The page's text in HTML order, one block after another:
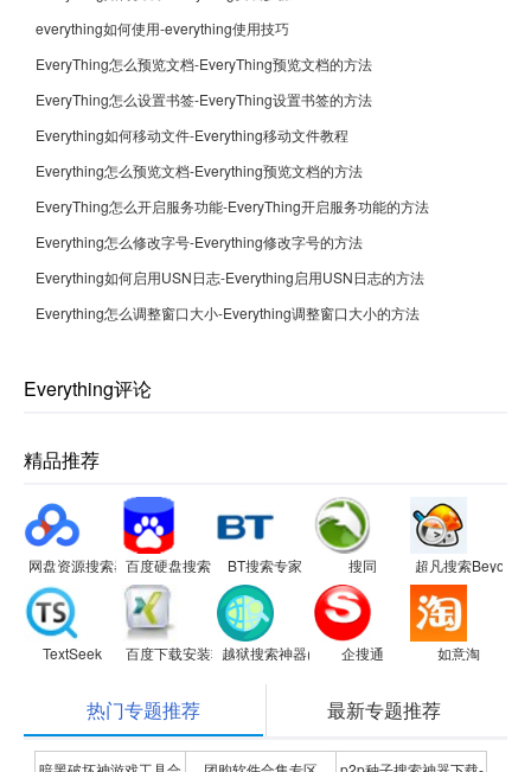
everything如何使用-everything使用技巧
EveryThing怎么预览文档-EveryThing预览文档的方法
EveryThing怎么设置书签-EveryThing设置书签的方法
Everything如何移动文件-Everything移动文件教程
Everything怎么预览文档-Everything预览文档的方法
EveryThing怎么开启服务功能-EveryThing开启服务功能的方法
Everything怎么修改字号-Everything修改字号的方法
Everything如何启用USN日志-Everything启用USN日志的方法
Everything怎么调整窗口大小-Everything调整窗口大小的方法
Everything评论
精品推荐
网盘资源搜索器百度硬盘搜索 BT搜索专家 搜同 超凡搜索
TextSeek 百度下载安装软件越狱搜索神器(breakprisonsearch)
企搜通 如意淘
热门专题推荐 最新专题推荐